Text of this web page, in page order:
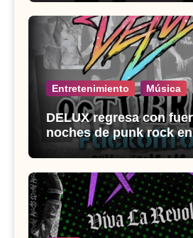
Entretenimiento Música
DELUX regresa con
noches de punk rock
Room